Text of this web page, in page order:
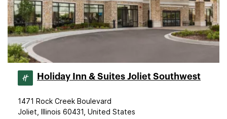
Holiday Inn & Suites Joliet Southwest
1471 Rock Creek Boulevard
Joliet, Illinois 60431, United States